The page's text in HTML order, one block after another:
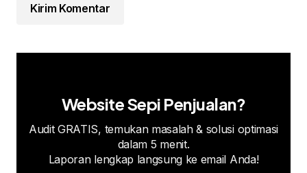
Kirim Komentar
Website Sepi Penjualan?
Audit GRATIS, temukan masalah & solusi optimasi
dalam 5 menit.
Laporan lengkap langsung ke email Anda!